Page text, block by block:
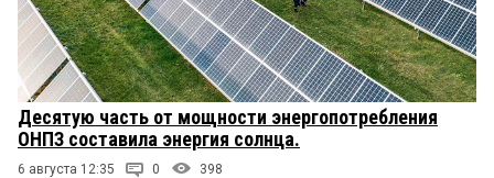
Десятую часть от мощности энергопотребления
ОНПЗ составила энергия солнца.
6 августа 12:35 0 398